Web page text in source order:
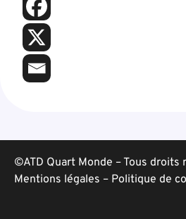
©ATD Quart Monde – Tous droits
Mentions légales – Politique de